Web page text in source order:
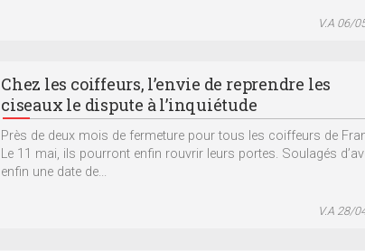
V.A 06/
Chez les coiffeurs, l’envie de reprendre les
ciseaux le dispute à l’inquiétude
Près de deux mois de fermeture pour tous les coiffeurs de
Le 11 mai, ils pourront enfin rouvrir leurs portes. Soulagés
enfin une date de...
V.A 28/